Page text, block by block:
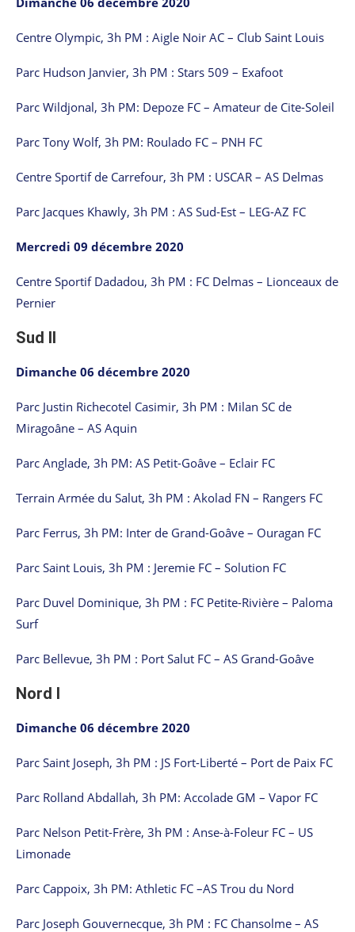
Centre Olympic, 3h PM : Aigle Noir AC – Club Saint Louis
Parc Hudson Janvier, 3h PM : Stars 509 – Exafoot
Parc Wildjonal, 3h PM: Depoze FC – Amateur de Cite-Soleil
Parc Tony Wolf, 3h PM: Roulado FC – PNH FC
Centre Sportif de Carrefour, 3h PM : USCAR – AS Delmas
Parc Jacques Khawly, 3h PM : AS Sud-Est – LEG-AZ FC
Mercredi 09 décembre 2020
Centre Sportif Dadadou, 3h PM : FC Delmas – Lionceaux de
Pernier
Sud II
Dimanche 06 décembre 2020
Parc Justin Richecotel Casimir, 3h PM : Milan SC de
Miragoâne – AS Aquin
Parc Anglade, 3h PM: AS Petit-Goâve – Eclair FC
Terrain Armée du Salut, 3h PM : Akolad FN – Rangers FC
Parc Ferrus, 3h PM: Inter de Grand-Goâve – Ouragan FC
Parc Saint Louis, 3h PM : Jeremie FC – Solution FC
Parc Duvel Dominique, 3h PM : FC Petite-Rivière – Paloma
Surf
Parc Bellevue, 3h PM : Port Salut FC – AS Grand-Goâve
Nord I
Dimanche 06 décembre 2020
Parc Saint Joseph, 3h PM : JS Fort-Liberté – Port de Paix FC
Parc Rolland Abdallah, 3h PM: Accolade GM – Vapor FC
Parc Nelson Petit-Frère, 3h PM : Anse-à-Foleur FC – US
Limonade
Parc Cappoix, 3h PM: Athletic FC –AS Trou du Nord
Parc Joseph Gouvernecque, 3h PM : FC Chansolme – AS